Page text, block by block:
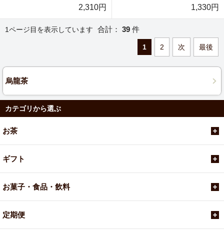
2,310円
1,330円
1ページ目を表示しています 合計： 39 件
1 2 次 最後
烏龍茶
カテゴリから選ぶ
お茶
ギフト
お菓子・食品・飲料
定期便